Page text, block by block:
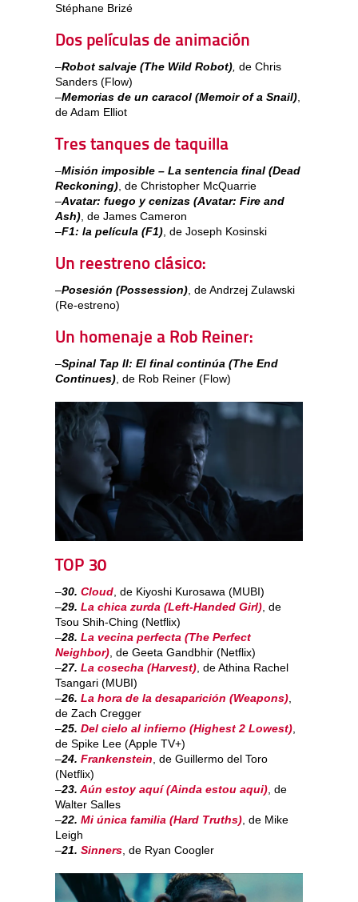
Stéphane Brizé
Dos películas de animación
–Robot salvaje (The Wild Robot) de Chris
Sanders (Flow)
–Memorias de un caracol (Memoir of a Snail)
de Adam Elliot
Tres tanques de taquilla
–Misión imposible – La sentencia final (Dead
Reckoning) , de Christopher McQuarrie
–Avatar: fuego y cenizas (Avatar: Fire and
Ash) , de James Cameron
–F1: la película (F1) , de Joseph Kosinski
Un reestreno clásico:
–Posesión (Possession) , de Andrzej Zulawski
(Re-estreno)
Un homenaje a Rob Reiner:
–Spinal Tap II: El final continúa (The End
Continues) , de Rob Reiner (Flow)
TOP 30
–30. Cloud , de Kiyoshi Kurosawa (MUBI)
–29. La chica zurda (Left-Handed Girl) , de
Tsou Shih-Ching (Netflix)
–28. La vecina perfecta (The Perfect
Neighbor) , de Geeta Gandbhir (Netflix)
–27. La cosecha (Harvest) , de Athina Rachel
Tsangari (MUBI)
–26. La hora de la desaparición (Weapons)
de Zach Cregger
–25. Del cielo al infierno (Highest 2 Lowest)
de Spike Lee (Apple TV+)
–24. Frankenstein , de Guillermo del Toro
(Netflix)
–23. Aún estoy aquí (Ainda estou aqui) , de
Walter Salles
–22. Mi única familia (Hard Truths) , de Mike
Leigh
–21. Sinners , de Ryan Coogler